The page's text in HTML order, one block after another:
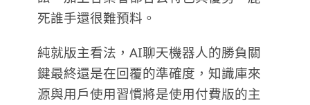
死誰手還很難預料。
純就版主看法，AI聊天機器人的勝負關
鍵最終還是在回覆的準確度，知識庫來
源與用戶使用習慣將是使用付費版的主